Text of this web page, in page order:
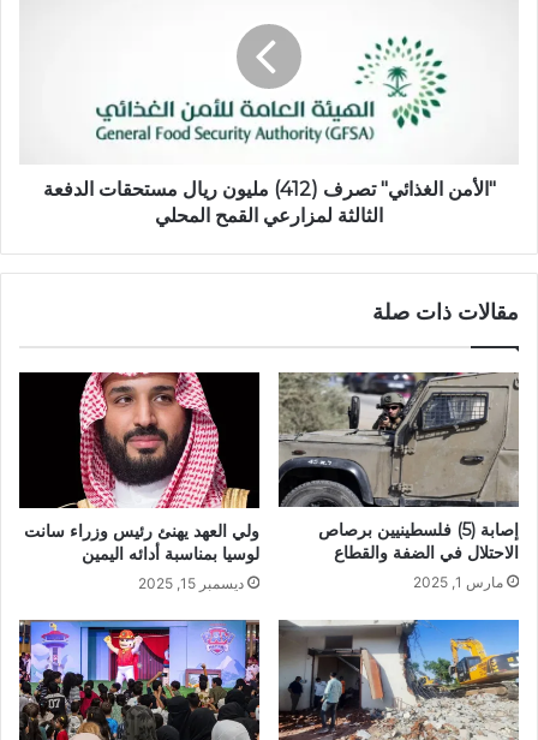
"الأمن الغذائي" تصرف (412) مليون ريال مستحقات الدفعة
الثالثة لمزارعي القمح المحلي
مقالات ذات صلة
إصابة (5) فلسطينيين برصاص
الاحتلال في الضفة والقطاع
مارس 1, 2025
ولي العهد يهنئ رئيس وزراء سانت
لوسيا بمناسبة أدائه اليمين
ديسمبر 15, 2025